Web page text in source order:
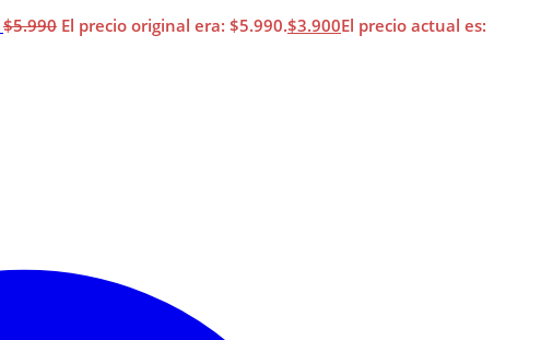
$5.990 El precio original era: $5.990.$3.900El precio actual es: